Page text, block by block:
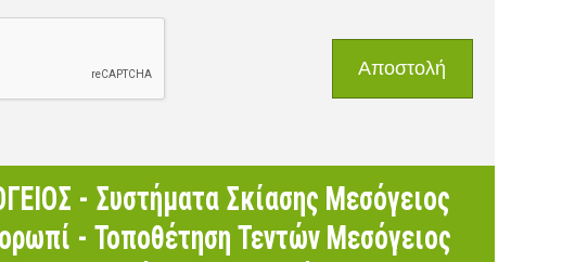
- Συστήματα Σκίασης Μεσόγειος
- Τοποθέτηση Τεντών Μεσόγειος